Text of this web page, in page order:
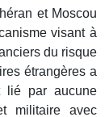
et Moscou
visant à
du risque
étrangères a
lié par aucune
militaire avec